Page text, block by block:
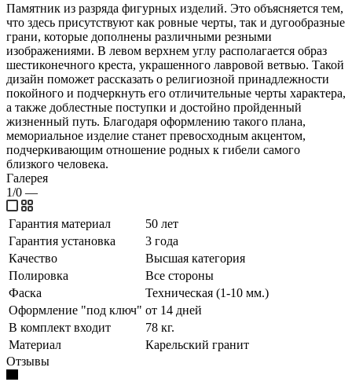
Памятник из разряда фигурных изделий. Это объясняется тем,
что здесь присутствуют как ровные черты, так и дугообразные
грани, которые дополнены различными резными
изображениями. В левом верхнем углу располагается образ
шестиконечного креста, украшенного лавровой ветвью. Такой
дизайн поможет рассказать о религиозной принадлежности
покойного и подчеркнуть его отличительные черты характера,
а также доблестные поступки и достойно пройденный
жизненный путь. Благодаря оформлению такого плана,
мемориальное изделие станет превосходным акцентом,
подчеркивающим отношение родных к гибели самого
близкого человека.
Галерея
1/0 —
Гарантия материал
50 лет
Гарантия установка
3 года
Качество
Высшая категория
Полировка
Все стороны
Фаска
Техническая (1-10 мм.)
Оформление "под ключ" от 14 дней
В комплект входит
78 кг.
Материал
Карельский гранит
Отзывы